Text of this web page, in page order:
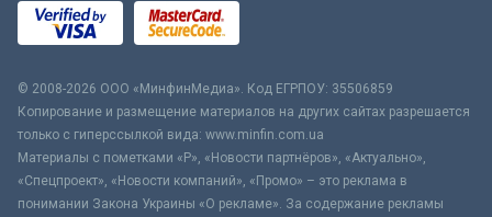
© 2008-2026 ООО «МинфинМедиа». Код ЕГРПОУ: 35506859
Копирование и размещение материалов на других сайтах разрешается
только с гиперссылкой вида: www.minfin.com.ua
Материалы с пометками «Р», «Новости партнёров», «Актуально»,
«Спецпроект», «Новости компаний», «Промо» – это реклама в
понимании Закона Украины «О рекламе». За содержание рекламы